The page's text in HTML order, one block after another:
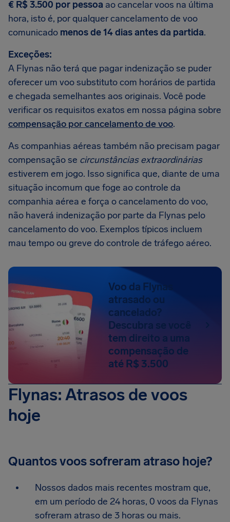
€ R$ 3.500 por pessoa ao cancelar voos na última
hora, isto é, por qualquer cancelamento de voo
comunicado menos de 14 dias antes da partida.
Exceções:
A Flynas não terá que pagar indenização se puder
oferecer um voo substituto com horários de partida
e chegada semelhantes aos originais. Você pode
verificar os requisitos exatos em nossa página sobre
compensação por cancelamento de voo.
As companhias aéreas também não precisam pagar
compensação se circunstâncias extraordinárias
estiverem em jogo. Isso significa que, diante de uma
situação incomum que foge ao controle da
companhia aérea e força o cancelamento do voo,
não haverá indenização por parte da Flynas pelo
cancelamento do voo. Exemplos típicos incluem
mau tempo ou greve do controle de tráfego aéreo.
Voo da Flynas
atrasado ou
cancelado?
Descubra se você
tem direito a uma
compensação de
até R$ 3.500
Flynas: Atrasos de voos
hoje
Quantos voos sofreram atraso hoje?
Nossos dados mais recentes mostram que,
em um período de 24 horas, 0 voos da Flynas
sofreram atraso de 3 horas ou mais.